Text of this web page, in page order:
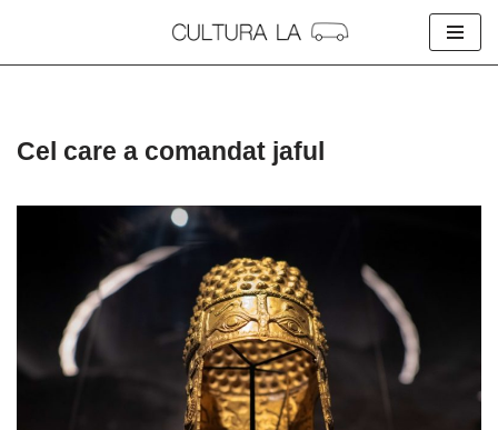
Cel care a comandat jaful